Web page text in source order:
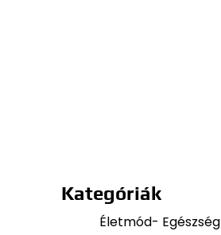
Kategóriák
Életmód- Egészség